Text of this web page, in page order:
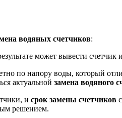
водяных счетчиков:
может вывести счетчик
по напору воды, который
актуальной замена водяного
и срок замены счетчиков
решением.